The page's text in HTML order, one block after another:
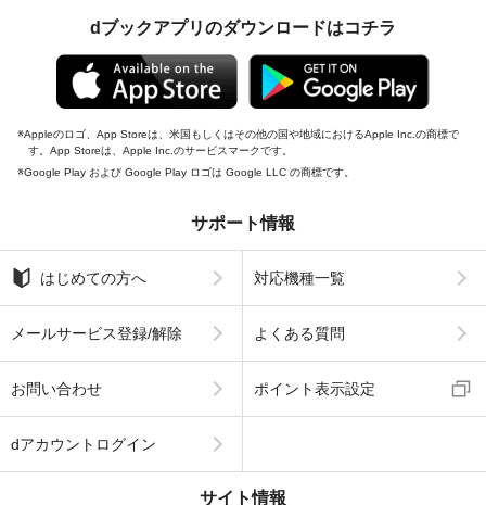
dブックアプリのダウンロードはコチラ
Appleのロゴ、App Storeは、米国もしくはその他の国や地域におけるApple Inc.の商標で
す。App Storeは、Apple Inc.のサービスマークです。
Google Play および Google Play ロゴは Google LLC の商標です。
サポート情報
はじめての方へ 対応機種一覧
メールサービス登録/解除 よくある質問
お問い合わせ ポイント表示設定
dアカウントログイン
サイト情報